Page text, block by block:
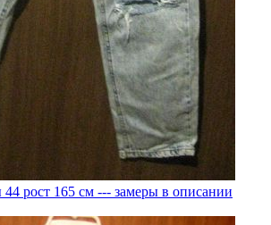
рост 165 см --- замеры в описании